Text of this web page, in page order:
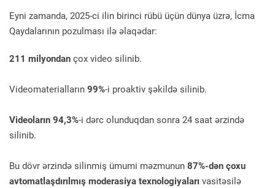
Eyni zamanda, 2025-ci ilin birinci rübü üçün dünya üzrə, İcma
Qaydalarının pozulması ilə əlaqədar:
211 milyondan çox video silinib.
Videomaterialların 99%-i proaktiv şəkildə silinib.
Videoların 94,3%-i dərc olunduqdan sonra 24 saat ərzində
silinib.
Bu dövr ərzində silinmiş ümumi məzmunun 87%-dən çoxu
avtomatlaşdırılmış moderasiya texnologiyaları vasitəsilə